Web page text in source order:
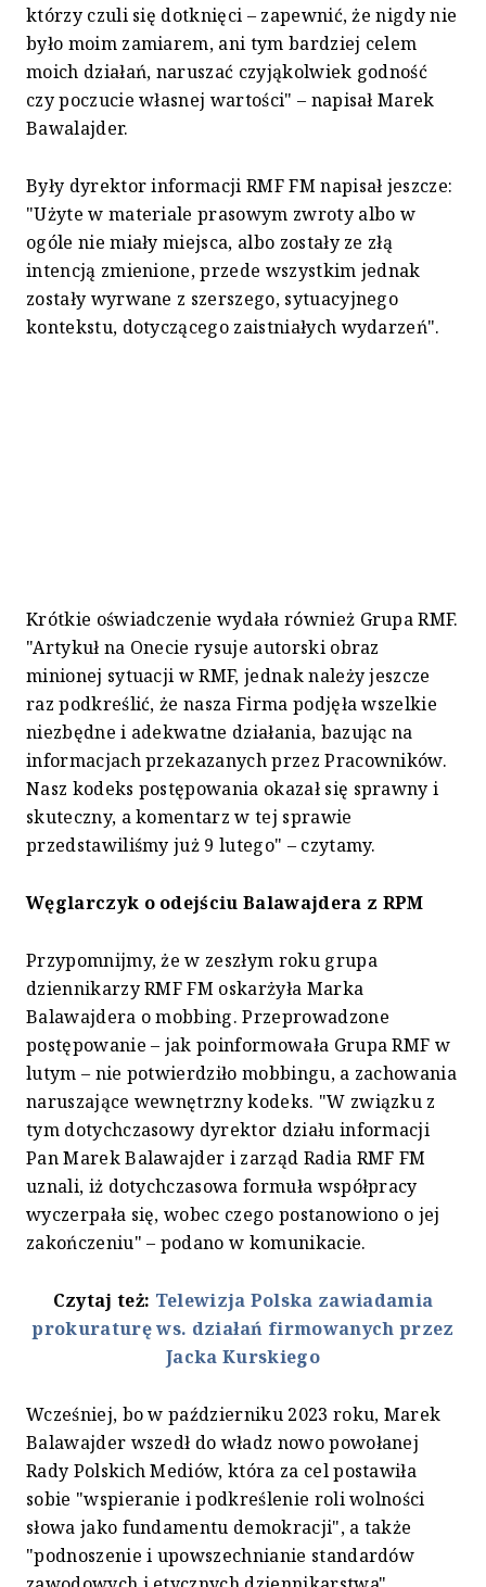
którzy czuli się dotknięci – zapewnić, że nigdy nie
było moim zamiarem, ani tym bardziej celem
moich działań, naruszać czyjąkolwiek godność
czy poczucie własnej wartości" – napisał Marek
Bawalajder.
Były dyrektor informacji RMF FM napisał jeszcze:
"Użyte w materiale prasowym zwroty albo w
ogóle nie miały miejsca, albo zostały ze złą
intencją zmienione, przede wszystkim jednak
zostały wyrwane z szerszego, sytuacyjnego
kontekstu, dotyczącego zaistniałych wydarzeń".
Krótkie oświadczenie wydała również Grupa RMF.
"Artykuł na Onecie rysuje autorski obraz
minionej sytuacji w RMF, jednak należy jeszcze
raz podkreślić, że nasza Firma podjęła wszelkie
niezbędne i adekwatne działania, bazując na
informacjach przekazanych przez Pracowników.
Nasz kodeks postępowania okazał się sprawny i
skuteczny, a komentarz w tej sprawie
przedstawiliśmy już 9 lutego" – czytamy.
Węglarczyk o odejściu Balawajdera z RPM
Przypomnijmy, że w zeszłym roku grupa
dziennikarzy RMF FM oskarżyła Marka
Balawajdera o mobbing. Przeprowadzone
postępowanie – jak poinformowała Grupa RMF w
lutym – nie potwierdziło mobbingu, a zachowania
naruszające wewnętrzny kodeks. "W związku z
tym dotychczasowy dyrektor działu informacji
Pan Marek Balawajder i zarząd Radia RMF FM
uznali, iż dotychczasowa formuła współpracy
wyczerpała się, wobec czego postanowiono o jej
zakończeniu" – podano w komunikacie.
Czytaj też: Telewizja Polska zawiadamia
prokuraturę ws. działań firmowanych przez
Jacka Kurskiego
Wcześniej, bo w październiku 2023 roku, Marek
Balawajder wszedł do władz nowo powołanej
Rady Polskich Mediów, która za cel postawiła
sobie "wspieranie i podkreślenie roli wolności
słowa jako fundamentu demokracji", a także
"podnoszenie i upowszechnianie standardów